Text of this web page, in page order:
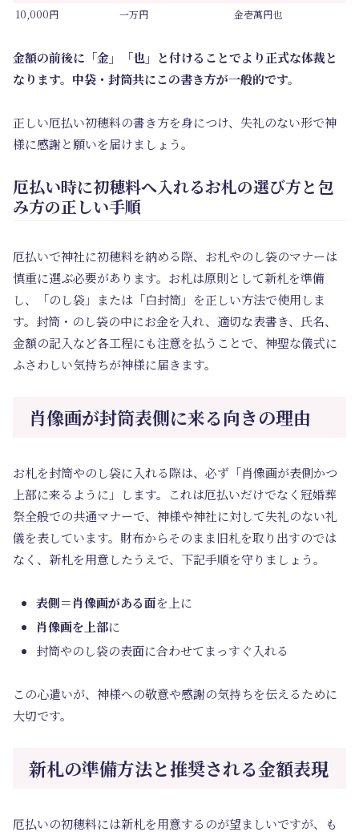
10,000円
一万円 金壱萬円也
金額の前後に「金」「也」と付けることでより正式な体裁と
なります。中袋・封筒共にこの書き方が一般的です。
正しい厄払い初穂料の書き方を身につけ、失礼のない形で神
様に感謝と願いを届けましょう。
厄払い時に初穂料へ入れるお札の選び方と包
み方の正しい手順
厄払いで神社に初穂料を納める際、お札やのし袋のマナーは
慎重に選ぶ必要があります。お札は原則として新札を準備
し、「のし袋」または「白封筒」を正しい方法で使用しま
す。封筒・のし袋の中にお金を入れ、適切な表書き、氏名、
金額の記入など各工程にも注意を払うことで、神聖な儀式に
ふさわしい気持ちが神様に届きます。
肖像画が封筒表側に来る向きの理由
お札を封筒やのし袋に入れる際は、必ず「肖像画が表側かつ
上部に来るように」します。これは厄払いだけでなく冠婚葬
祭全般での共通マナーで、神様や神社に対して失礼のない礼
儀を表しています。財布からそのまま旧札を取り出すのでは
なく、新札を用意したうえで、下記手順を守りましょう。
表側＝肖像画がある面を上に
肖像画を上部に
封筒やのし袋の表面に合わせてまっすぐ入れる
この心遣いが、神様への敬意や感謝の気持ちを伝えるために
大切です。
新札の準備方法と推奨される金額表現
厄払いの初穂料には新札を用意するのが望ましいですが、も